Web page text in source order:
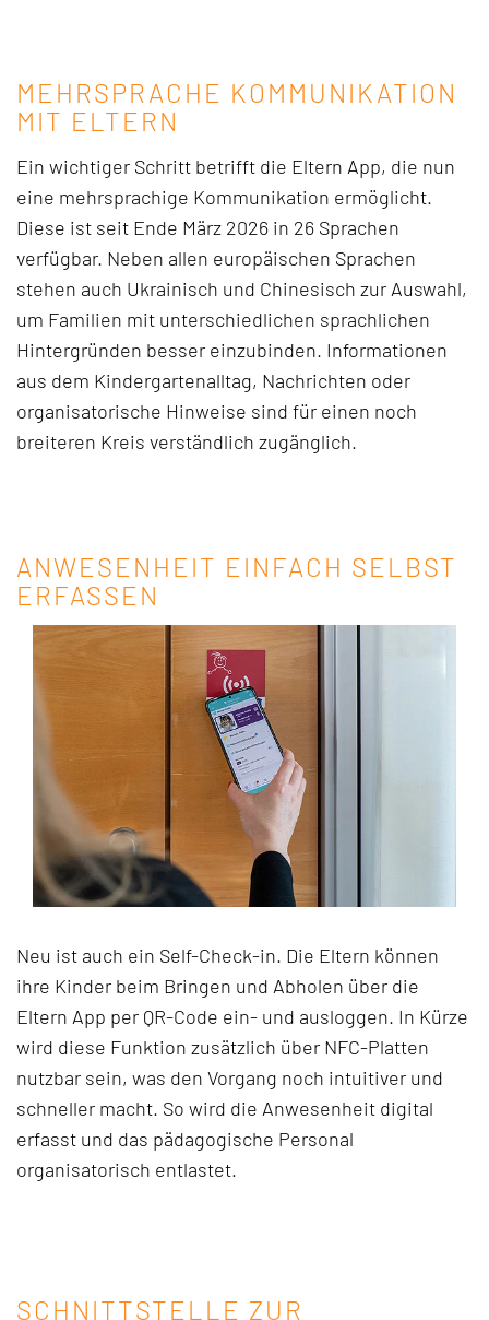
MEHRSPRACHE KOMMUNIKATION
MIT ELTERN
Ein wichtiger Schritt betrifft die Eltern App, die nun
eine mehrsprachige Kommunikation ermöglicht.
Diese ist seit Ende März 2026 in 26 Sprachen
verfügbar. Neben allen europäischen Sprachen
stehen auch Ukrainisch und Chinesisch zur Auswahl,
um Familien mit unterschiedlichen sprachlichen
Hintergründen besser einzubinden. Informationen
aus dem Kindergartenalltag, Nachrichten oder
organisatorische Hinweise sind für einen noch
breiteren Kreis verständlich zugänglich.
ANWESENHEIT EINFACH SELBST
ERFASSEN
Neu ist auch ein Self-Check-in. Die Eltern können
ihre Kinder beim Bringen und Abholen über die
Eltern App per QR-Code ein- und ausloggen. In Kürze
wird diese Funktion zusätzlich über NFC-Platten
nutzbar sein, was den Vorgang noch intuitiver und
schneller macht. So wird die Anwesenheit digital
erfasst und das pädagogische Personal
organisatorisch entlastet.
SCHNITTSTELLE ZUR